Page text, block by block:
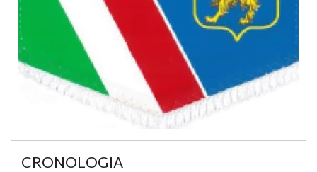
CRONOLOGIA